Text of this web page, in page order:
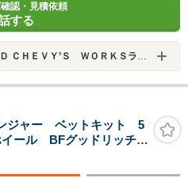
認・見積依頼
する
ＷＯＲＫＳラムズボンドシェービーズワークス
ジャー ベットキット 5
イール BFグッドリッチ
フロマス ETC スライ